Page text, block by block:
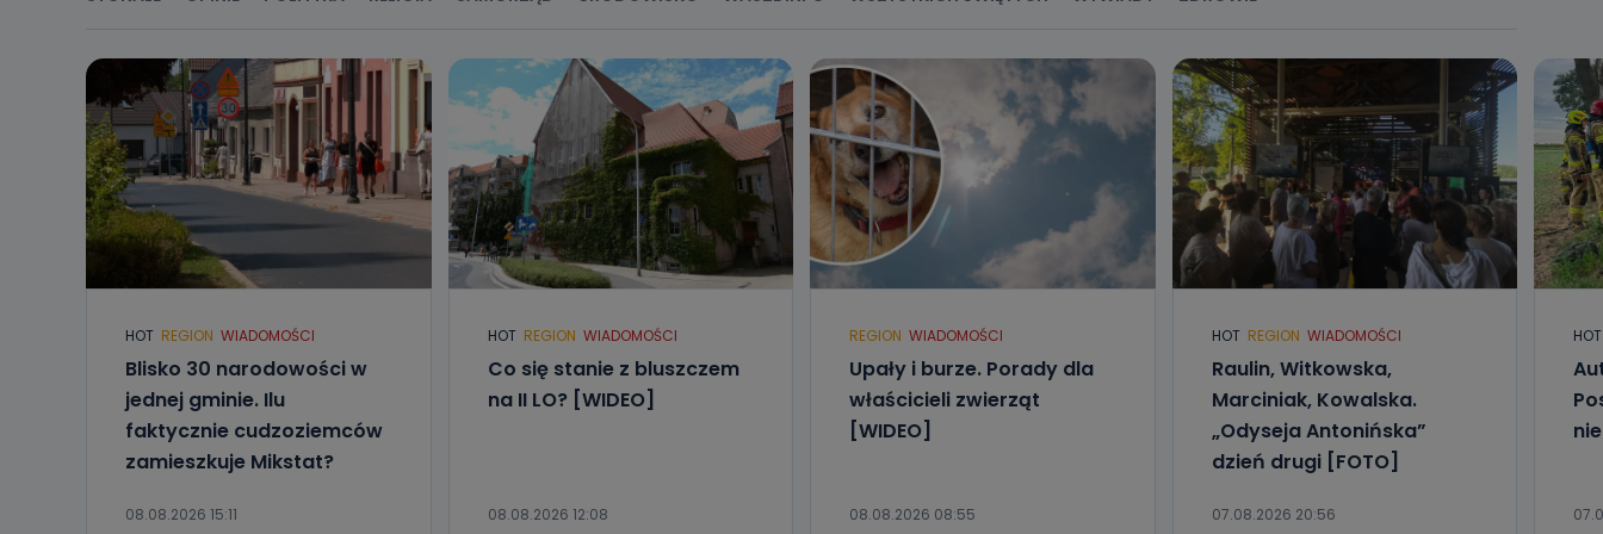
HOT REGION WIADOMOŚCI
Blisko 30 narodowości w
jednej gminie. Ilu
faktycznie cudzoziemców
zamieszkuje Mikstat?
08.08.2026 15:11
HOT REGION WIADOMOŚCI
Co się stanie z bluszczem
na II LO? [WIDEO]
08.08.2026 12:08
REGION WIADOMOŚCI
Upały i burze. Porady dla
właścicieli zwierząt
[WIDEO]
08.08.2026 08:55
HOT REGION WIADOMOŚCI
Raulin, Witkowska,
Marciniak, Kowalska.
„Odyseja Antonińska”
dzień drugi [FOTO]
07.08.2026 20:56
HOT